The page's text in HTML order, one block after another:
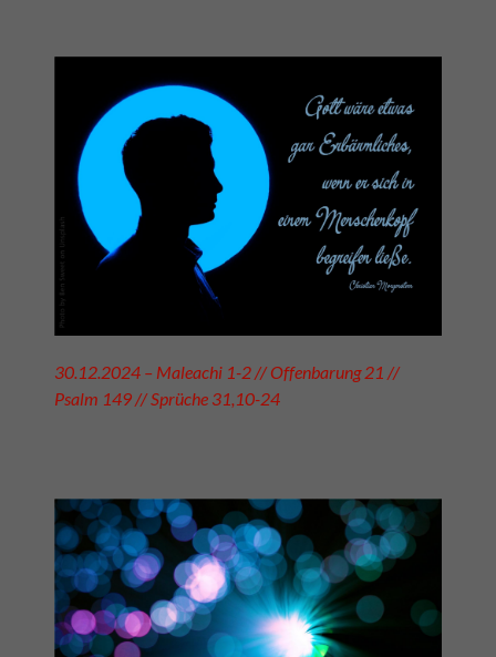
30.12.2024 – Maleachi 1-2 // Offenbarung 21 //
Psalm 149 // Sprüche 31,10-24